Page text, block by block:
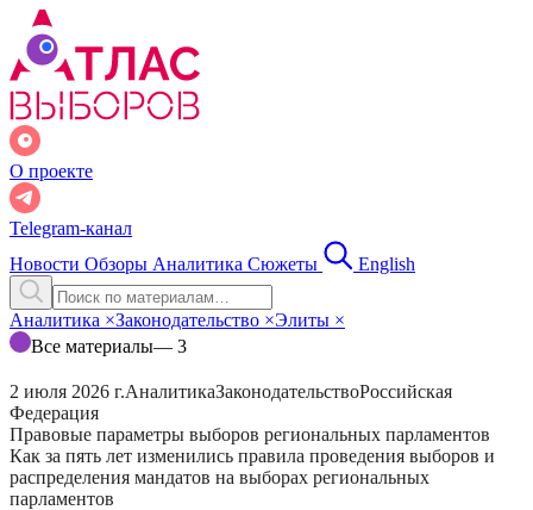
О проекте
Telegram-канал
Новости Обзоры Аналитика Сюжеты English
Аналитика ×Законодательство ×Элиты ×
Все материалы— 3
2 июля 2026 г.АналитикаЗаконодательствоРоссийская
Федерация
Правовые параметры выборов региональных парламентов
Как за пять лет изменились правила проведения выборов и
распределения мандатов на выборах региональных
парламентов